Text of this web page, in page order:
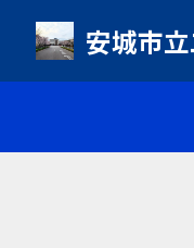
安城市